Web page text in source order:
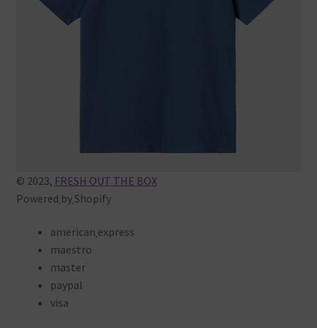
© 2023, FRESH OUT THE BOX
Powered by Shopify
american express
maestro
master
paypal
visa